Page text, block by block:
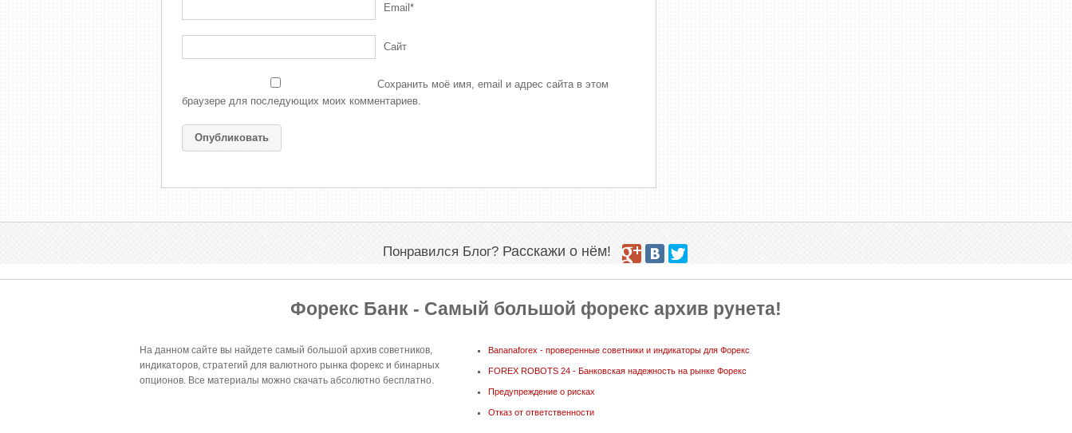
Email*
Сайт
Сохранить моё имя, email и адрес сайта в этом
браузере для последующих моих комментариев.
Понравился Блог? Расскажи о нём!
Форекс Банк - Самый большой форекс архив рунета!
На данном сайте вы найдете самый большой архив советников,
индикаторов, стратегий для валютного рынка форекс и бинарных
опционов. Все материалы можно скачать абсолютно бесплатно.
Bananaforex - проверенные советники и индикаторы для Форекс
FOREX ROBOTS 24 - Банковская надежность на рынке Форекс
Предупреждение о рисках
Отказ от ответственности